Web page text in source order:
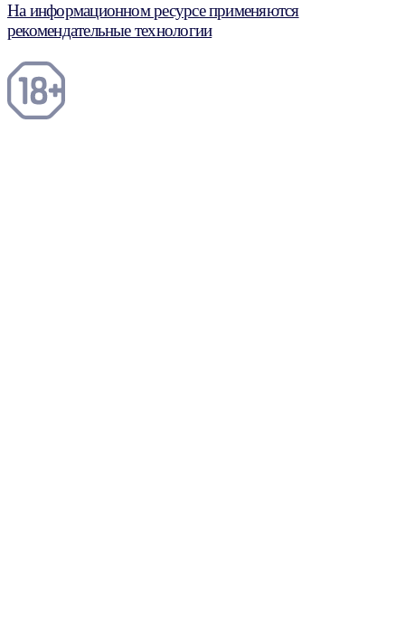
На информационном ресурсе применяются
рекомендательные технологии